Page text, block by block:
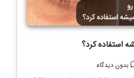
استفاده کرد؟
بدون دیدگاه